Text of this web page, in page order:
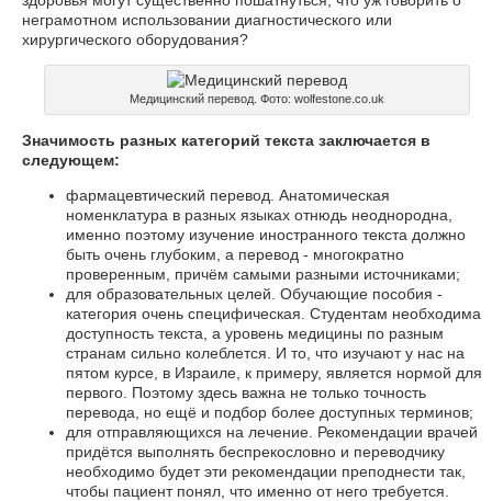
неграмотном использовании диагностического или
хирургического оборудования?
Медицинский перевод. Фото: wolfestone.co.uk
Значимость разных категорий текста заключается в
следующем:
фармацевтический перевод. Анатомическая
номенклатура в разных языках отнюдь неоднородна,
именно поэтому изучение иностранного текста должно
быть очень глубоким, а перевод - многократно
проверенным, причём самыми разными источниками;
для образовательных целей. Обучающие пособия -
категория очень специфическая. Студентам необходима
доступность текста, а уровень медицины по разным
странам сильно колеблется. И то, что изучают у нас на
пятом курсе, в Израиле, к примеру, является нормой для
первого. Поэтому здесь важна не только точность
перевода, но ещё и подбор более доступных терминов;
для отправляющихся на лечение. Рекомендации врачей
придётся выполнять беспрекословно и переводчику
необходимо будет эти рекомендации преподнести так,
чтобы пациент понял, что именно от него требуется.